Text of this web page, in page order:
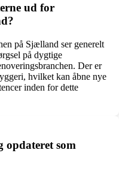
ud for
på Sjælland ser generelt
på dygtige
Der er
hvilket kan åbne nye
inden for dette
opdateret som